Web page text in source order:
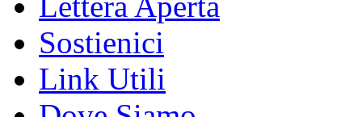
Sostienici
Link Utili